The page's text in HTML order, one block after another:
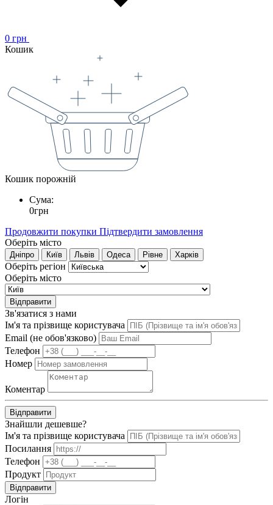
0 грн
Кошик
Кошик порожній
Сума:
0грн
Продовжити покупки Підтвердити замовлення
Оберіть місто
Дніпро Київ Львів Одеса Рівне Харків
Оберіть регіон
Оберіть місто
Відправити
Зв'язатися з нами
Ім'я та прізвище користувача
Email (не обов'язково)
Телефон
Номер
Коментар
Відправити
Знайшли дешевше?
Ім'я та прізвище користувача
Посилання
Телефон
Продукт
Відправити
Логін